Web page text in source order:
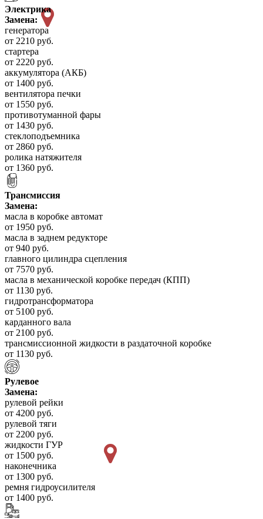
Электрика
Замена:
генератора
от 2210 руб.
стартера
от 2220 руб.
аккумулятора (АКБ)
от 1400 руб.
вентилятора печки
от 1550 руб.
противотуманной фары
от 1430 руб.
стеклоподъемника
от 2860 руб.
ролика натяжителя
от 1360 руб.
Трансмиссия
Замена:
масла в коробке автомат
от 1950 руб.
масла в заднем редукторе
от 940 руб.
главного цилиндра сцепления
от 7570 руб.
масла в механической коробке передач (КПП)
от 1130 руб.
гидротрансформатора
от 5100 руб.
карданного вала
от 2100 руб.
трансмиссионной жидкости в раздаточной коробке
от 1130 руб.
Рулевое
Замена:
рулевой рейки
от 4200 руб.
рулевой тяги
от 2200 руб.
жидкости ГУР
от 1500 руб.
наконечника
от 1300 руб.
ремня гидроусилителя
от 1400 руб.